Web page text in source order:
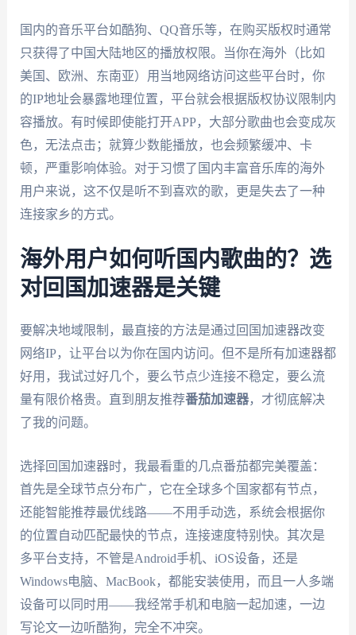
国内的音乐平台如酷狗、QQ音乐等，在购买版权时通常
只获得了中国大陆地区的播放权限。当你在海外（比如
美国、欧洲、东南亚）用当地网络访问这些平台时，你
的IP地址会暴露地理位置，平台就会根据版权协议限制内
容播放。有时候即使能打开APP，大部分歌曲也会变成灰
色，无法点击；就算少数能播放，也会频繁缓冲、卡
顿，严重影响体验。对于习惯了国内丰富音乐库的海外
用户来说，这不仅是听不到喜欢的歌，更是失去了一种
连接家乡的方式。
海外用户如何听国内歌曲的？选
对回国加速器是关键
要解决地域限制，最直接的方法是通过回国加速器改变
网络IP，让平台以为你在国内访问。但不是所有加速器都
好用，我试过好几个，要么节点少连接不稳定，要么流
量有限价格贵。直到朋友推荐番茄加速器，才彻底解决
了我的问题。
选择回国加速器时，我最看重的几点番茄都完美覆盖：
首先是全球节点分布广，它在全球多个国家都有节点，
还能智能推荐最优线路——不用手动选，系统会根据你
的位置自动匹配最快的节点，连接速度特别快。其次是
多平台支持，不管是Android手机、iOS设备，还是
Windows电脑、MacBook，都能安装使用，而且一人多端
设备可以同时用——我经常手机和电脑一起加速，一边
写论文一边听酷狗，完全不冲突。